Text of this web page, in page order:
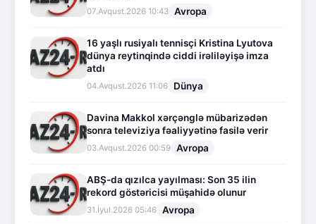
07.Avqust.2026 10:43 Avropa
16 yaşlı rusiyalı tennisçi Kristina Lyutova
dünya reytinqində ciddi irəliləyişə imza
atdı
04.Avqust.2026 11:06 Dünya
Davina Makkol xərçənglə mübarizədən
sonra televiziya fəaliyyətinə fasilə verir
03.Avqust.2026 00:59 Avropa
ABŞ-da qızılca yayılması: Son 35 ilin
rekord göstəricisi müşahidə olunur
31.İyul.2026 05:46 Avropa